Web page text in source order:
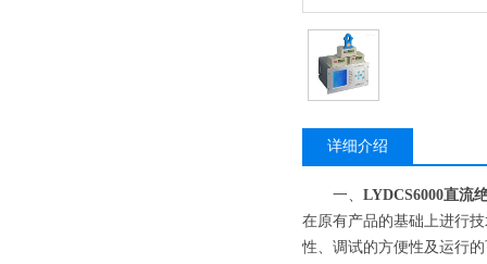
详细介绍
一、 LYDCS6000直流
在原有产品的基础上进行
性、调试的方便性及运行